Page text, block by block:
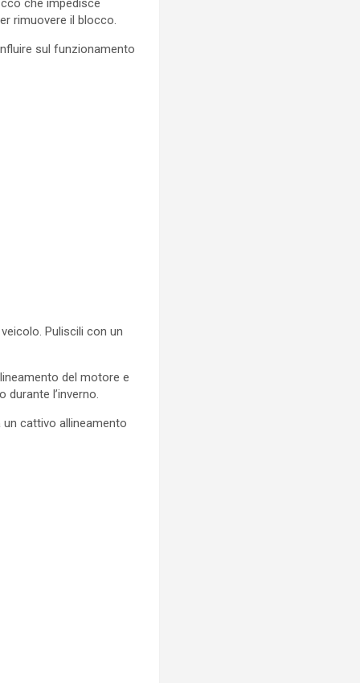
che impedisce
rimuovere il blocco.
sul funzionamento
Puliscili con un
del motore e
durante l’inverno.
cattivo allineamento